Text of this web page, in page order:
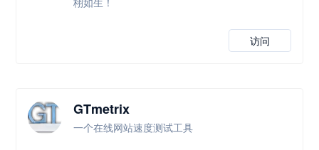
访问
GTmetrix
一个在线网站速度测试工具